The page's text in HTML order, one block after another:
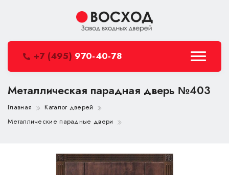
+7 (495) 970-40-78
Металлическая парадная дверь №403
Главная
Каталог дверей
Металлические парадные двери